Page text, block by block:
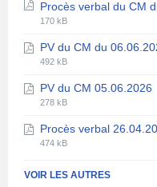
Procès verbal du CM
Extension
fichier:
pdf
Taille
fichier:
170 kB
PV du CM du
Extension
fichier:
pdf
Taille
fichier:
492 kB
PV du CM 05.06.2026
Extension
fichier:
pdf
Taille
fichier:
278 kB
Procès verbal
Extension
fichier:
Taille
fichier:
474 kB
VOIR LES AUTRES